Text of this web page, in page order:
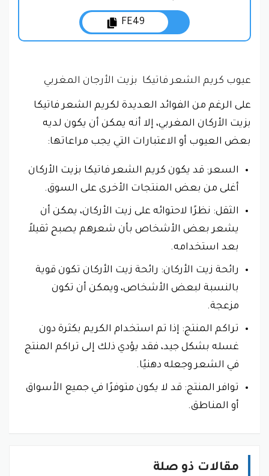
FE49
عيوب كريم الشعر فاتيكا بزيت الأرجان المغربي
على الرغم من الفوائد العديدة لكريم الشعر فاتيكا
بزيت الأركان المغربي، إلا أنه يمكن أن يكون لديه
بعض العيوب أو الاعتبارات التي يجب مراعاتها:
السعر: قد يكون كريم الشعر فاتيكا بزيت الأركان
أغلى من بعض المنتجات الأخرى على السوق.
الثقل: نظرًا لاحتوائه على زيت الأركان، يمكن أن
يشعر بعض الأشخاص بأن شعرهم يصبح ثقيلاً
بعد استخدامه.
رائحة زيت الأركان: رائحة زيت الأركان تكون قوية
بالنسبة لبعض الأشخاص، ويمكن أن تكون
مزعجة.
تراكم المنتج: إذا تم استخدام الكريم بكثرة دون
غسله بشكل جيد، فقد يؤدي ذلك إلى تراكم المنتج
في الشعر وجعله دهنيًا.
توافر المنتج: قد لا يكون متوفرًا في جميع الأسواق
أو المناطق.
مقالات ذو صلة